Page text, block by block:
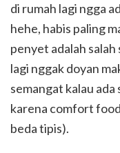
di rumah lagi ngga
hehe, habis paling
penyet adalah
lagi nggak doyan
semangat kalau
karena comfort
beda tipis).